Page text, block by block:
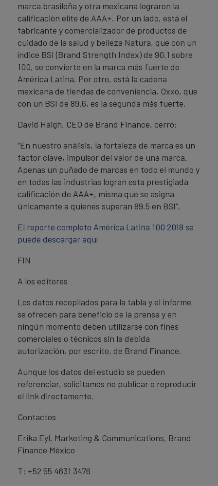
marca brasileña y otra mexicana lograron la
calificación elite de AAA+. Por un lado, está el
fabricante y comercializador de productos de
cuidado de la salud y belleza Natura, que con un
índice BSI (Brand Strength Index) de 90.1 sobre
100, se convierte en la marca más fuerte de
América Latina. Por otro, está la cadena
mexicana de tiendas de conveniencia, Oxxo, que
con un BSI de 89.6, es la segunda más fuerte.
David Haigh, CEO de Brand Finance, cerró:
“En nuestro análisis, la fortaleza de marca es un
factor clave, impulsor del valor de una marca.
Apenas un puñado de marcas en todo el mundo y
en todas las industrias logran esta prestigiada
calificación de AAA+, misma que se asigna
únicamente a quienes superan 89.5 en BSI”.
El reporte completo América Latina 100 2018 se
puede descargar aquí
FIN
A los editores
Los datos recopilados para la tabla y el informe
se ofrecen para beneficio de la prensa y en
ningún momento deben utilizarse con fines
comerciales o técnicos sin la debida
autorización, por escrito, de Brand Finance.
Aunque los datos del estudio se pueden
referenciar, solicitamos no publicar o reproducir
el link directamente.
Contactos
Erika Eyl, Marketing & Communications, Brand
Finance México
T: +52 55 4631 3476